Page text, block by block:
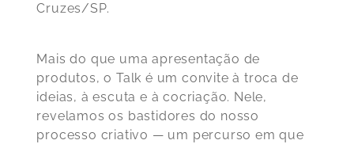
Cruzes/SP.
Mais do que uma apresentação de
produtos, o Talk é um convite à troca de
ideias, à escuta e à cocriação. Nele,
revelamos os bastidores do nosso
processo criativo — um percurso em que